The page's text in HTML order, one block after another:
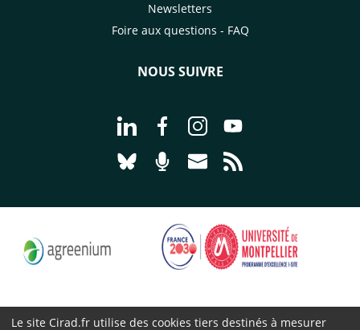
Newsletters
Foire aux questions - FAQ
NOUS SUIVRE
Aller à la page Nous suivre sur
Aller à la page Nous suivre sur
Aller à la page Nous
Aller à la page
Aller à la page Nous suivre sur
Aller à la page Nourrir le
Aller à la page Nous
Le site Cirad.fr utilise des cookies tiers destinés à mesurer